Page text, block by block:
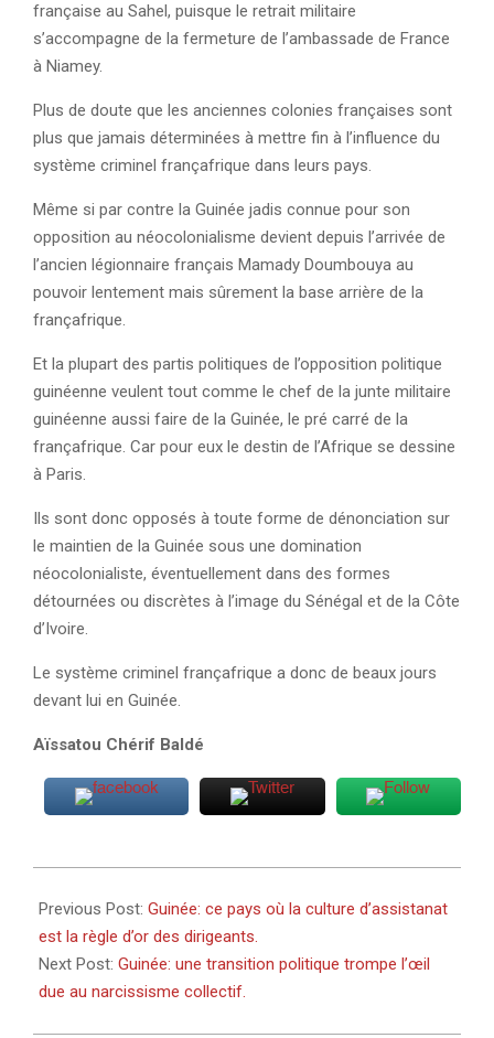
française au Sahel, puisque le retrait militaire
s’accompagne de la fermeture de l’ambassade de France
à Niamey.
Plus de doute que les anciennes colonies françaises sont
plus que jamais déterminées à mettre fin à l’influence du
système criminel françafrique dans leurs pays.
Même si par contre la Guinée jadis connue pour son
opposition au néocolonialisme devient depuis l’arrivée de
l’ancien légionnaire français Mamady Doumbouya au
pouvoir lentement mais sûrement la base arrière de la
françafrique.
Et la plupart des partis politiques de l’opposition politique
guinéenne veulent tout comme le chef de la junte militaire
guinéenne aussi faire de la Guinée, le pré carré de la
françafrique. Car pour eux le destin de l’Afrique se dessine
à Paris.
Ils sont donc opposés à toute forme de dénonciation sur
le maintien de la Guinée sous une domination
néocolonialiste, éventuellement dans des formes
détournées ou discrètes à l’image du Sénégal et de la Côte
d’Ivoire.
Le système criminel françafrique a donc de beaux jours
devant lui en Guinée.
Aïssatou Chérif Baldé
12-
24
Previous Post: Guinée: ce pays où la culture d’assistanat
est la règle d’or des dirigeants.
Next Post: Guinée: une transition politique trompe l’œil
due au narcissisme collectif.